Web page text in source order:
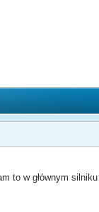
to w głównym